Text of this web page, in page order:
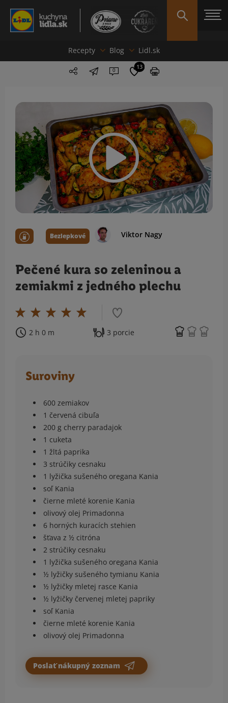
Recepty Blog Lidl.sk
0 13
Bezlepkové Viktor Nagy
Pečené kura so zeleninou a
zemiakmi z jedného plechu
2 h 0 m 3 porcie
Suroviny
600 zemiakov
1 červená cibuľa
200 g cherry paradajok
1 cuketa
1 žltá paprika
3 strúčiky cesnaku
1 lyžička sušeného oregana Kania
soľ Kania
čierne mleté korenie Kania
olivový olej Primadonna
6 horných kuracích stehien
šťava z ½ citróna
2 strúčiky cesnaku
1 lyžička sušeného oregana Kania
½ lyžičky sušeného tymianu Kania
½ lyžičky mletej rasce Kania
½ lyžičky červenej mletej papriky
soľ Kania
čierne mleté korenie Kania
olivový olej Primadonna
Poslať nákupný zoznam